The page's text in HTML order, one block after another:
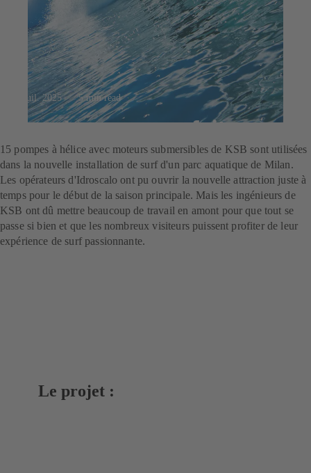
23 juil. 2025 5 min read
Pour la vague parfaite
15 pompes à hélice avec moteurs submersibles de KSB sont utilisées
dans la nouvelle installation de surf d'un parc aquatique de Milan.
Les opérateurs d'Idroscalo ont pu ouvrir la nouvelle attraction juste à
temps pour le début de la saison principale. Mais les ingénieurs de
KSB ont dû mettre beaucoup de travail en amont pour que tout se
passe si bien et que les nombreux visiteurs puissent profiter de leur
expérience de surf passionnante.
Le projet :